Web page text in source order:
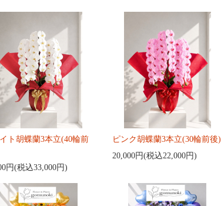
ト胡蝶蘭3本立(40輪前
円(税込33,000円)
ピンク胡蝶蘭3本立(30輪前後)
20,000円(税込22,000円)